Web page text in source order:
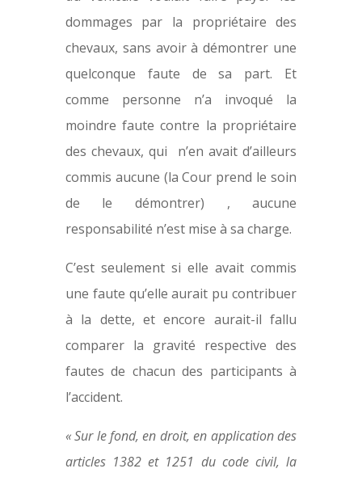
dommages par la propriétaire des
chevaux, sans avoir à démontrer une
quelconque faute de sa part. Et
comme personne n’a invoqué la
moindre faute contre la propriétaire
des chevaux, qui n’en avait d’ailleurs
commis aucune (la Cour prend le soin
de le démontrer) , aucune
responsabilité n’est mise à sa charge.
C’est seulement si elle avait commis
une faute qu’elle aurait pu contribuer
à la dette, et encore aurait-il fallu
comparer la gravité respective des
fautes de chacun des participants à
l’accident.
« Sur le fond, en droit, en application des
articles 1382 et 1251 du code civil, la